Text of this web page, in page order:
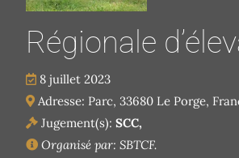
Régionale
8 juillet 2023
Adresse: Parc, 33680 Le Porge,
Jugement(s): SCC,
Organisé par: SBTCF.